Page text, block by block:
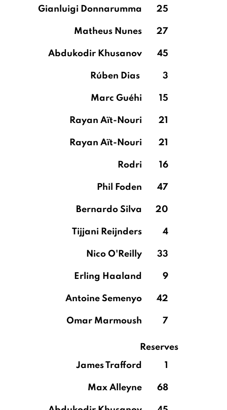
Gianluigi Donnarumma 25
Matheus Nunes 27
Abdukodir Khusanov 45
Rúben Dias 3
Marc Guéhi 15
Rayan Aït-Nouri 21
Rayan Aït-Nouri 21
Rodri 16
Phil Foden 47
Bernardo Silva 20
Tijjani Reijnders 4
Nico O'Reilly 33
Erling Haaland 9
Antoine Semenyo 42
Omar Marmoush 7
Reserves
James Trafford
1
Max Alleyne 68